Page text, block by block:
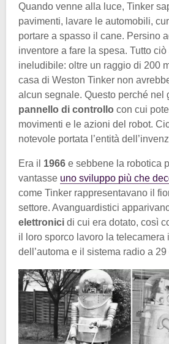
Quando venne alla luce, Tinker
pavimenti, lavare le automobili,
portare a spasso il cane. Persino
inventore a fare la spesa. Tutto
ineludibile: oltre un raggio di 200
casa di Weston Tinker non
alcun segnale. Questo perché nel
pannello di controllo con cui
movimenti e le azioni del robot.
notevole portata l’entità
Era il 1966 e sebbene la robotica
vantasse uno sviluppo più che
come Tinker rappresentavano il
settore. Avanguardistici
elettronici di cui era dotato, così
il loro sporco lavoro la telecamera
dell’automa e il sistema radio a